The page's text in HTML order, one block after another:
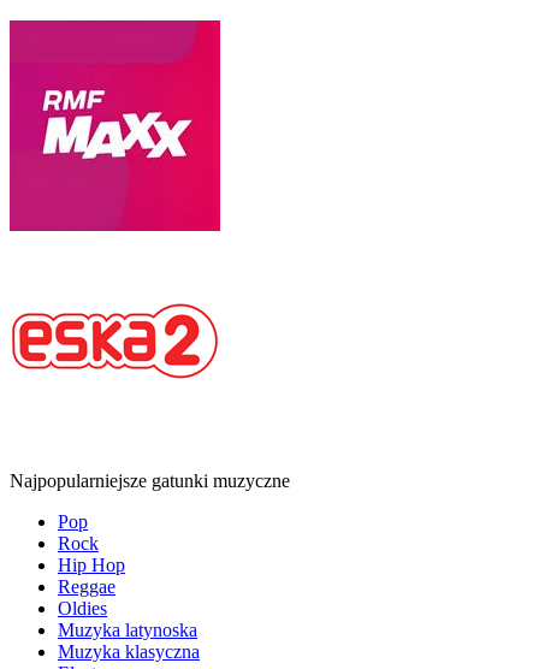
Najpopularniejsze gatunki muzyczne
Pop
Rock
Hip Hop
Reggae
Oldies
Muzyka latynoska
Muzyka klasyczna